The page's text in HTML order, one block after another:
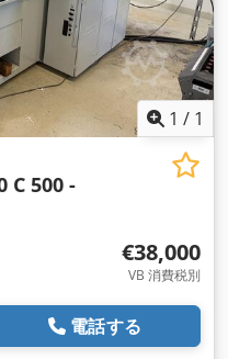
1 / 1
C 500 -
€38,000
VB 消費税別
電話する